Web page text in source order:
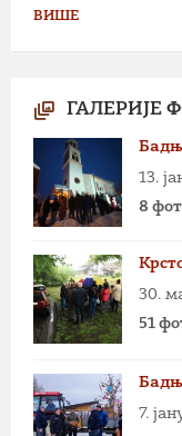
ВИШЕ
ГАЛЕРИЈЕ
13.
8
30.
51
7.